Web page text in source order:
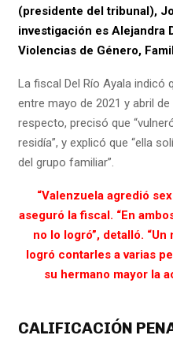
(presidente del tribunal),
investigación es Alejandra
Violencias de Género,
La fiscal Del Río Ayala indicó
entre mayo de 2021 y abril
respecto, precisó que
residía”, y explicó que “ella
del grupo familiar”.
“Valenzuela agredió
aseguró la fiscal. “En
no lo logró”, detalló.
logró contarles a varias
su hermano mayor la
CALIFICACIÓN